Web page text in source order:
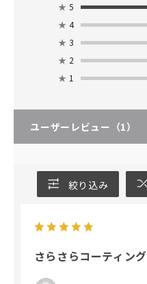
★ 5
★ 4
★ 3
★ 2
★ 1
ユーザーレビュー （1）
絞り込み
さらさらコーティング